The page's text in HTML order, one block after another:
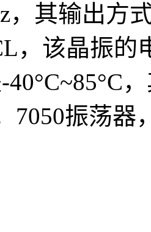
，其输出方
，该晶振的
7050振荡